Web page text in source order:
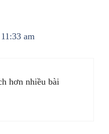
am
hơn nhiều bài